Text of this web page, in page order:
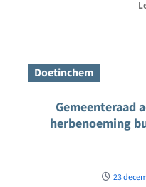
Doetinchem
Gemeenteraad
herbenoeming
23